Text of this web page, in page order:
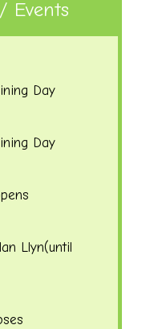
Events
Day
Day
Llyn(until